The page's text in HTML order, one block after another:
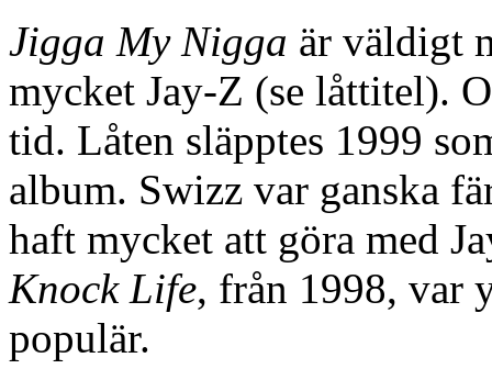
Jigga My Nigga är väldigt
mycket Jay-Z (se låttitel).
tid. Låten släpptes 1999
album. Swizz var ganska
haft mycket att göra med
Knock Life, från 1998, var
populär.